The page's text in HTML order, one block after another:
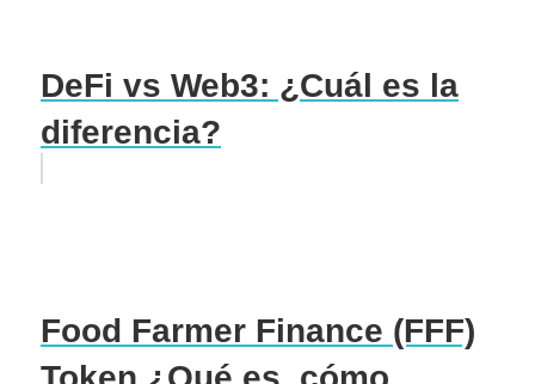
DeFi vs Web3: ¿Cuál es la
diferencia?
Food Farmer Finance (FFF)